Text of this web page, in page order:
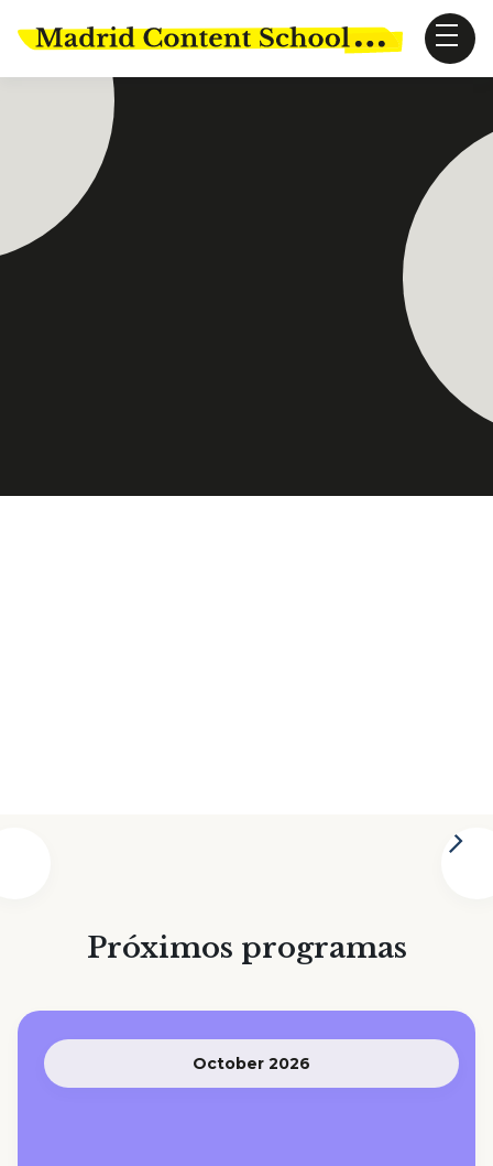
Próximos programas
October 2026